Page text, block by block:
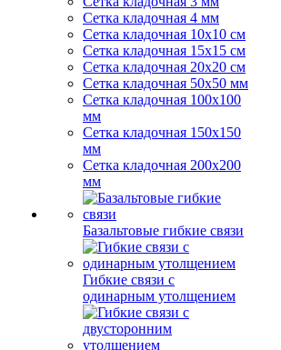
Сетка кладочная 4 мм
Сетка кладочная 10x10 см
Сетка кладочная 15x15 см
Сетка кладочная 20x20 см
Сетка кладочная 50x50 мм
Сетка кладочная 100x100
мм
Сетка кладочная 150x150
мм
Сетка кладочная 200x200
мм
Базальтовые гибкие связи
Гибкие связи с
одинарным утолщением